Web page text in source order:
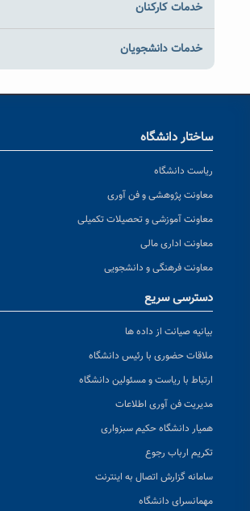
خدمات کارکنان
خدمات دانشجویان
ساختار دانشگاه
ریاست دانشگاه
معاونت پژوهشی و فن آوری
معاونت آموزشی و تحصیلات تکمیلی
معاونت اداری مالی
معاونت فرهنگی و دانشجویی
دسترسی سریع
بیانیه صیانت از داده ها
ملاقات حضوری با رئیس دانشگاه
ارتباط با ریاست و مسئولین دانشگاه
مدیریت فن آوری اطلاعات
همیار دانشگاه حکیم سبزواری
تکریم ارباب رجوع
سامانه گزارش اتصال به اینترنت
مهمانسرای دانشگاه